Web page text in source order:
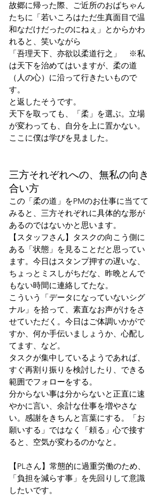
故郷に帰った際、ご近所のおばちゃん
たちに「若いころはただ生真面目で温
和なだけだったのにねぇ」とからかわ
れると、笑いながら
「吾理天下、亦欲以柔道行之」　※私
は天下を治めてはいますが、柔の道
（人の心）に沿って行きたいもので
す。
と返したそうです。
天下を取っても、「柔」を選ぶ。立場
が変わっても、自分を上に置かない。
ここに僕は学びを見ました。
三方それぞれへの、無私の向き
合い方
この「柔の道」をPMのお仕事に当てて
みると、三方それぞれに具体的な形が
あるのではないかと思います。
【スタッフさん】タスクの向こう側に
ある「状態」を見ることだと思ってい
ます。今日はスタンプ押すの遅いな、
ちょっとミスしがちだな、昨晩とんで
もない時間に連絡してたな。
こういう「データになっていないシグ
ナル」を拾って、素直なお声がけをさ
せていただく。今日はご体調いかがで
すか、何か手伝いましょうか、心配し
てます、など。
タスクが集中しているようであれば、
すぐ再割り振りを検討したり、できる
範囲でフォローをする。
分からない事は分からないと正直に速
やかに言い、余計な仕事を増やさな
い。感謝をきちんと言葉にする。「お
願いする」ではなく「頼る」心で接す
ると、空気が変わるのかなと。
【PLさん】常態的に過重労働のため、
「負担を減らす事」を先回りして意識
したいです。